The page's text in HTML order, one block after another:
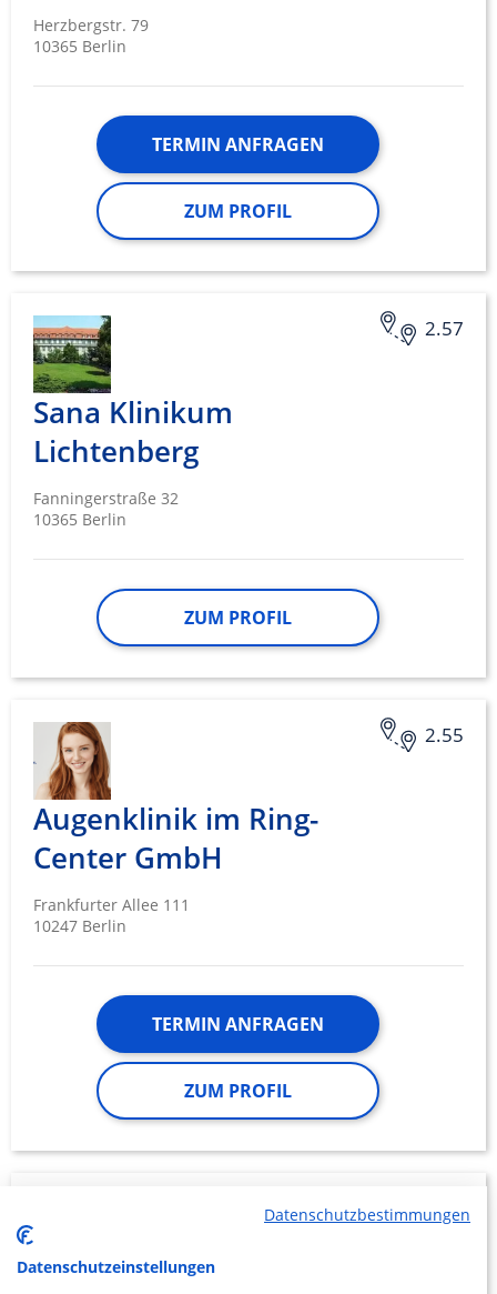
Herzbergstr. 79
10365 Berlin
TERMIN ANFRAGEN
ZUM PROFIL
2.57
Sana Klinikum
Lichtenberg
Fanningerstraße 32
10365 Berlin
ZUM PROFIL
2.55
Augenklinik im Ring-
Center GmbH
Frankfurter Allee 111
10247 Berlin
TERMIN ANFRAGEN
ZUM PROFIL
1.54
Alexianer St. Joseph-
Krankenhaus Berlin-
Datenschutzbestimmungen
Datenschutzeinstellungen